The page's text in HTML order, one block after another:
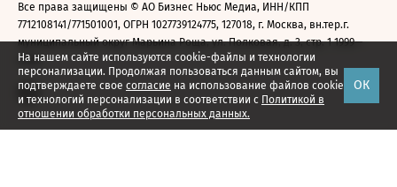
На нашем сайте используются cookie-файлы и технологии
персонализации. Продолжая пользоваться данным сайтом, вы
подтверждаете свое согласие на использование файлов cookie
и технологий персонализации в соответствии с Политикой в
отношении обработки персональных данных.
ОК
Все права защищены © АО Бизнес Ньюс Медиа, ИНН/КПП
7712108141/771501001, ОГРН 1027739124775, 127018, г. Москва, вн.тер.г.
муниципальный округ Марьина Роща, ул. Полковая, д. 3, стр. 1 1999—
2026